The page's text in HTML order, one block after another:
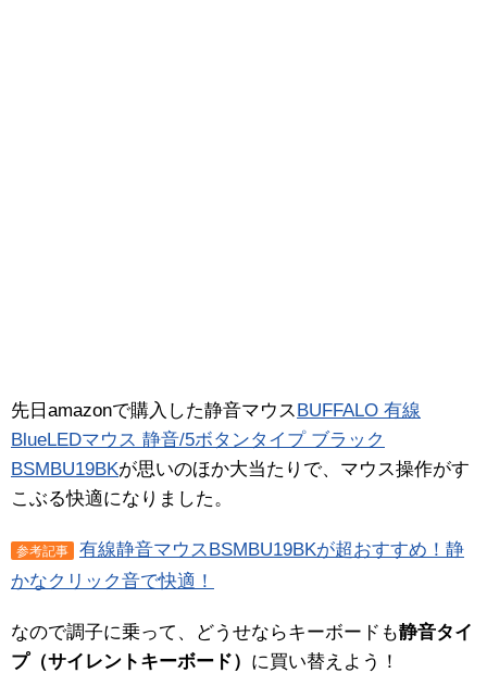
先日amazonで購入した静音マウスBUFFALO 有線
BlueLEDマウス 静音/5ボタンタイプ ブラック
BSMBU19BKが思いのほか大当たりで、マウス操作がす
こぶる快適になりました。
参考記事
有線静音マウスBSMBU19BKが超おすすめ！静
かなクリック音で快適！
なので調子に乗って、どうせならキーボードも静音タイ
プ（サイレントキーボード） に買い替えよう！